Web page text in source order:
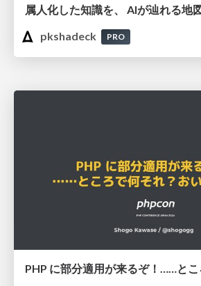
属人化した知識を、 AIが辿れる地
pkshadeck
PRO